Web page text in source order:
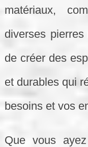
matériaux,
diverses
de créer des
et durables qui
besoins et vos
Que vous